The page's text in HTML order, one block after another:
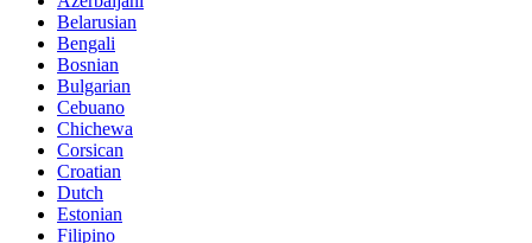
Belarusian
Bengali
Bosnian
Bulgarian
Cebuano
Chichewa
Corsican
Croatian
Dutch
Estonian
Filipino